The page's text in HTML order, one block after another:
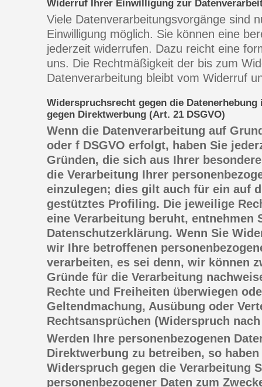
Widerruf Ihrer Einwilligung zur
Viele Datenverarbeitungsvorgänge sind
Einwilligung möglich. Sie können eine
jederzeit widerrufen. Dazu reicht eine
uns. Die Rechtmäßigkeit der bis zum
Datenverarbeitung bleibt vom Widerruf
Widerspruchsrecht gegen die
gegen Direktwerbung (Art. 21 DSGVO)
Wenn die Datenverarbeitung auf
oder f DSGVO erfolgt, haben Sie
Gründen, die sich aus Ihrer
die Verarbeitung Ihrer
einzulegen; dies gilt auch für ein auf
gestütztes Profiling. Die jeweilige
eine Verarbeitung beruht, entnehmen
Datenschutzerklärung. Wenn Sie
wir Ihre betroffenen
verarbeiten, es sei denn, wir können
Gründe für die Verarbeitung
Rechte und Freiheiten überwiegen
Geltendmachung, Ausübung oder
Rechtsansprüchen (Widerspruch
Werden Ihre personenbezogenen
Direktwerbung zu betreiben, so
Widerspruch gegen die Verarbeitung
personenbezogener Daten zum